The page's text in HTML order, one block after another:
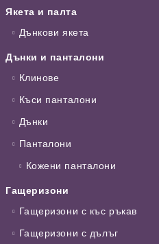
Якета и палта
Дънкови якета
Дънки и панталони
Клинове
Къси панталони
Дънки
Панталони
Кожени панталони
Гащеризони
Гащеризони с къс ръкав
Гащеризони с дълъг